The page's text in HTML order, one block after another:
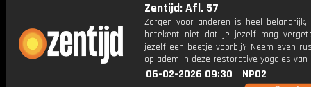
Zentijd: Afl. 57
Zorgen voor anderen is heel
betekent niet dat je jezelf mag
jezelf een beetje voorbij? Neem even
op adem in deze restorative yogales van
06-02-2026 09:30
NPO2